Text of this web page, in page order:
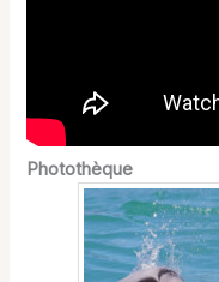
Photothèque